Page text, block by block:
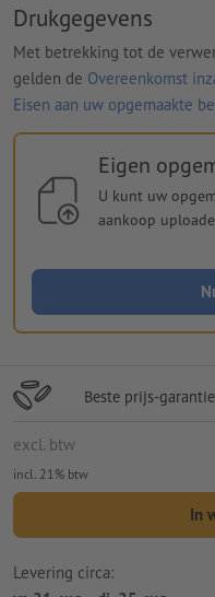
Drukgegevens
Met betrekking tot de
gelden de Overeenkomst
Eisen aan uw opgemaakte
Eigen
U kunt uw
aankoop
Beste prijs-garantie
excl. btw
incl. 21% btw
In
Levering circa: